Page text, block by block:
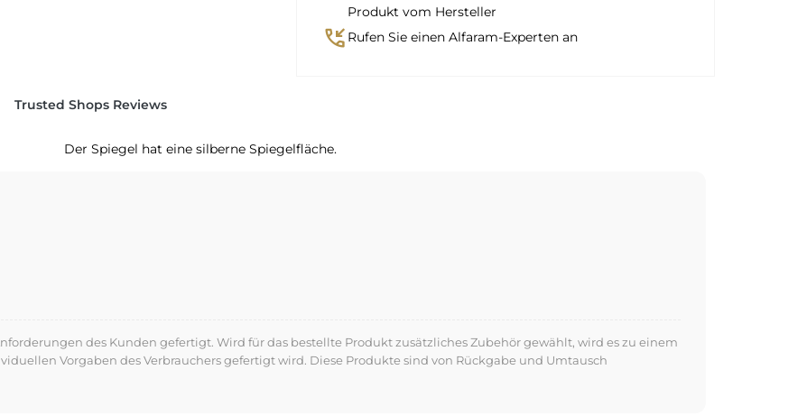
Produkt vom Hersteller
phone_callback Rufen Sie einen Alfaram-Experten an
Trusted Shops Reviews
Der Spiegel hat eine silberne Spiegelfläche.
des Kunden gefertigt. Wird für das bestellte Produkt zusätzliches Zubehör gewählt, wird es zu einem
Vorgaben des Verbrauchers gefertigt wird. Diese Produkte sind von Rückgabe und Umtausch